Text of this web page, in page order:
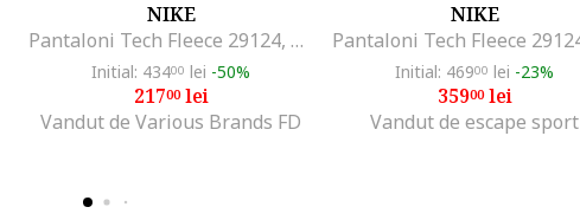
NIKE
Pantaloni Tech Fleece 29124, Kaki
Initial: 43400 lei -50%
21700lei
Vandut de Various Brands FD
NIKE
Initial: 46900 lei -23%
35900lei
Vandut de escape sport